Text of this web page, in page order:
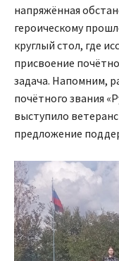
напряжённая
героическому
круглый стол, где
присвоение
задача. Напомним,
почётного звания
выступило
предложение